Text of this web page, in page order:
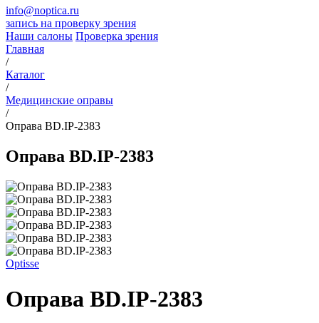
info@noptica.ru
запись на проверку зрения
Наши салоны Проверка зрения
Главная
/
Каталог
/
Медицинские оправы
/
Оправа BD.IP-2383
Оправа BD.IP-2383
Optisse
Оправа BD.IP-2383